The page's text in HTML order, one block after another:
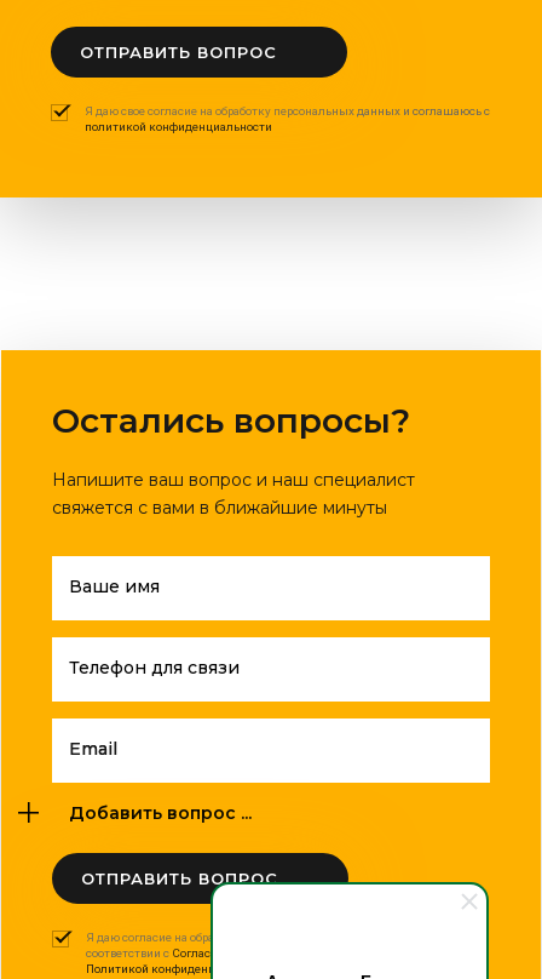
ОТПРАВИТЬ ВОПРОС
Я даю свое согласие на обработку персональных данных и соглашаюсь с
политикой конфиденциальности
Остались вопросы?
Напишите ваш вопрос и наш специалист
свяжется с вами в ближайшие минуты
Ваше имя
Телефон для связи
Email
Добавить вопрос ...
ОТПРАВИТЬ ВОПРОС
Я даю согласие на обработку моих персональных данных в
соответствии с Согласием на обработку персональных данных
Политикой конфиденциальности